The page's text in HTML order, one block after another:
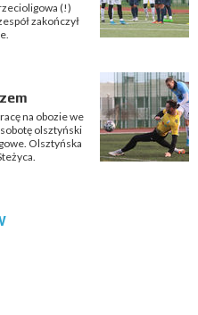
(!)
zakończył
na obozie we
olsztyński
Olsztyńska